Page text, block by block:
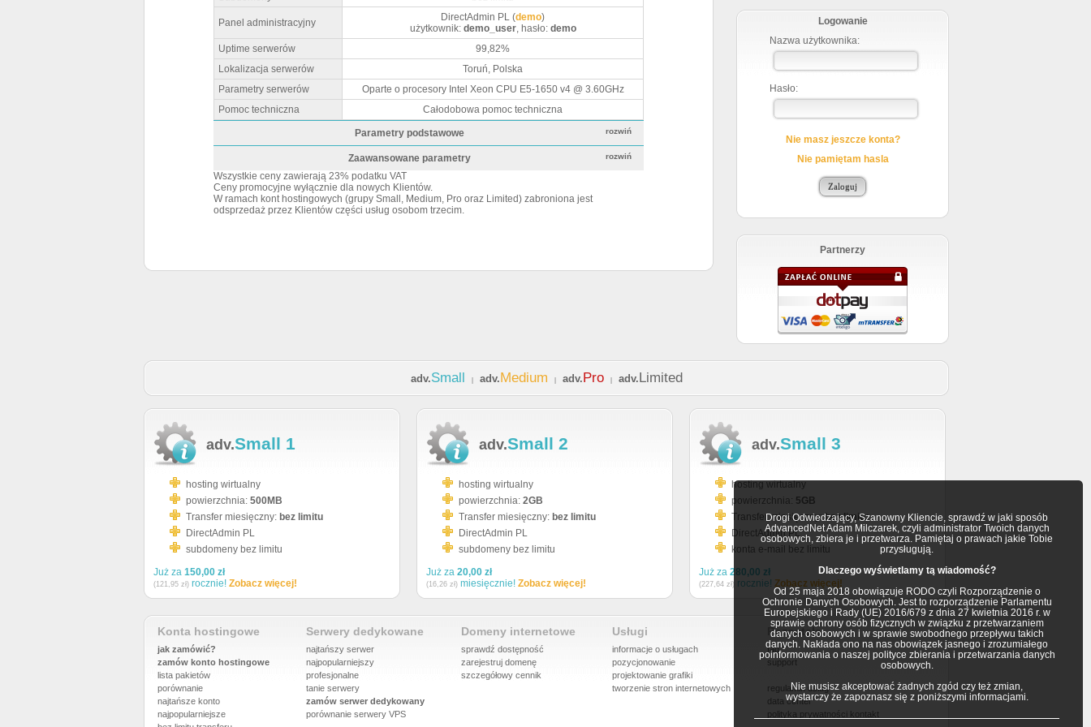
Drogi Odwiedzający, Szanowny Kliencie, sprawdź w jaki sposób
AdvancedNet Adam Milczarek, czyli administrator Twoich danych
osobowych, zbiera je i przetwarza. Pamiętaj o prawach jakie Tobie
przysługują.
Dlaczego wyświetlamy tą wiadomość?
Od 25 maja 2018 obowiązuje RODO czyli Rozporządzenie o
Ochronie Danych Osobowych. Jest to rozporządzenie Parlamentu
Europejskiego i Rady (UE) 2016/679 z dnia 27 kwietnia 2016 r. w
sprawie ochrony osób fizycznych w związku z przetwarzaniem
danych osobowych i w sprawie swobodnego przepływu takich
danych. Nakłada ono na nas obowiązek jasnego i zrozumiałego
poinformowania o naszej polityce zbierania i przetwarzania danych
osobowych.
Nie musisz akceptować żadnych zgód czy też zmian,
wystarczy że zapoznasz się z poniższymi informacjami.
Logowanie
Nazwa użytkownika:
Hasło:
Nie masz jeszcze konta?
Nie pamiętam hasla
Partnerzy
Panel administracyjny DirectAdmin PL (demo)
użytkownik: demo_user, hasło: demo
Uptime serwerów
99,82%
Lokalizacja serwerów
Toruń, Polska
Parametry serwerów
Oparte o procesory Intel Xeon CPU E5-1650 v4 @ 3.60GHz
Pomoc techniczna
Całodobowa pomoc techniczna
Parametry podstawowe rozwiń
Zaawansowane parametry rozwiń
Wszystkie ceny zawierają 23% podatku VAT
Ceny promocyjne wyłącznie dla nowych Klientów.
W ramach kont hostingowych (grupy Small, Medium, Pro oraz Limited) zabroniona jest
odsprzedaż przez Klientów części usług osobom trzecim.
Oparte o procesory Intel Xeon CPU E5-1650 v4 @
Całodobowa pomoc techniczna
Parametry podstawowe
Zaawansowane parametry
Wszystkie ceny zawierają 23% podatku VAT
Ceny promocyjne wyłącznie dla nowych Klientów.
W ramach kont hostingowych (grupy Small, Medium, Pro oraz Limited) zabroniona jest
odsprzedaż przez Klientów części usług osobom trzecim.
adv.Small adv.Medium adv.Pro adv.Limited
adv.Small 1
hosting wirtualny
powierzchnia: 500MB
Transfer miesięczny: bez limitu
DirectAdmin PL
subdomeny bez limitu
Już za 150,00 zł
(121,95 zł) rocznie! Zobacz więcej!
adv.Small 2
hosting wirtualny
powierzchnia: 2GB
Transfer miesięczny: bez limitu
DirectAdmin PL
subdomeny bez limitu
Już za 20,00 zł
(16,26 zł) miesięcznie! Zobacz więcej!
adv.Small 3
hosting wirtualny
powierzchnia: 5GB
Transfer miesięczny:bez limitu
DirectAdmin PL
konta e-mail bez limitu
Już za 280,00 zł
(227,64 zł) rocznie! Zobacz więcej!
Konta hostingowe
jak zamówić?
zamów konto hostingowe
lista pakietów
porównanie
najtańsze konto
najpopularniejsze
Serwery dedykowane
najtańszy serwer
najpopularniejszy
profesjonalne
tanie serwery
zamów serwer dedykowany
porównanie serwery VPS
Domeny internetowe
sprawdź dostępność
zarejestruj domenę
szczegółowy cennik
Usługi
informacje o usługach
pozycjonowanie
projektowanie grafiki
tworzenie stron internetowych
Pozostałe
faq
support
regulamin usług
data center
polityka prywatności kontakt